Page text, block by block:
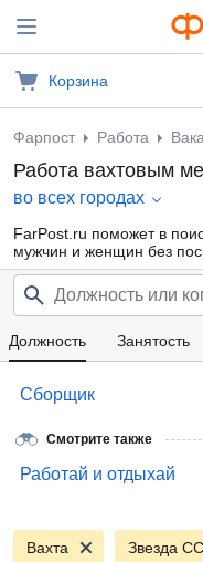
Корзина
Фарпост Работа
Работа вахтовым
во всех городах
FarPost.ru поможет в
мужчин и женщин без
агентств. Множество
на севере. Ежедневные
Должность Занятость
Сборщик
Смотрите также
Работай и отдыхай
Вахта Звезда